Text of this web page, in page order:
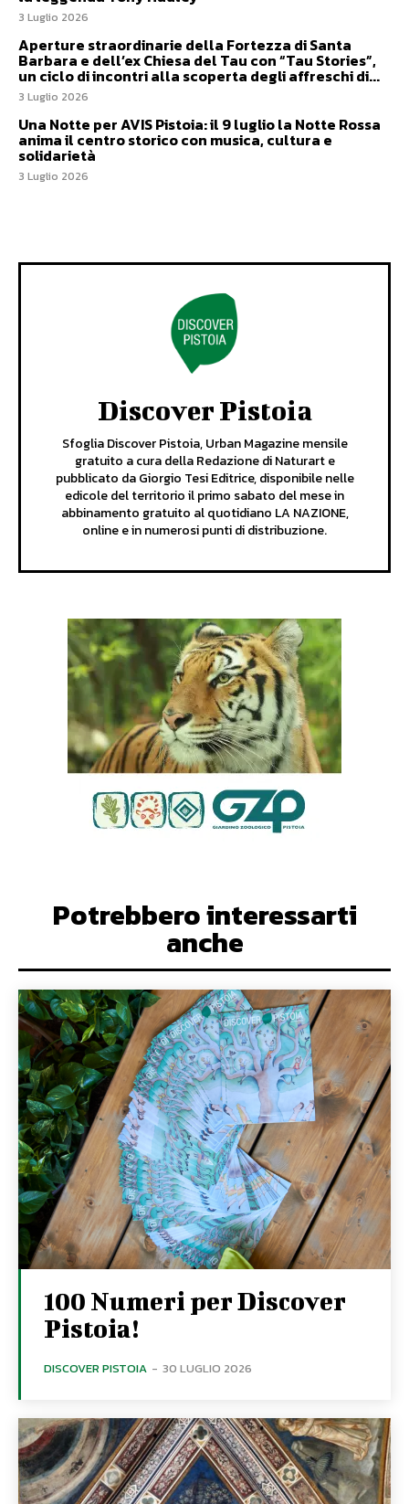
3 Luglio 2026
Aperture straordinarie della Fortezza di Santa
Barbara e dell’ex Chiesa del Tau con “Tau Stories”,
un ciclo di incontri alla scoperta degli affreschi di...
3 Luglio 2026
Una Notte per AVIS Pistoia: il 9 luglio la Notte Rossa
anima il centro storico con musica, cultura e
solidarietà
3 Luglio 2026
Discover Pistoia
Sfoglia Discover Pistoia, Urban Magazine mensile
gratuito a cura della Redazione di Naturart e
pubblicato da Giorgio Tesi Editrice, disponibile nelle
edicole del territorio il primo sabato del mese in
abbinamento gratuito al quotidiano LA NAZIONE,
online e in numerosi punti di distribuzione.
Potrebbero interessarti
anche
100 Numeri per Discover
Pistoia!
DISCOVER PISTOIA - 30 LUGLIO 2026